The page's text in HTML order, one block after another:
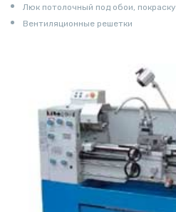
Люк потолочный под обои, покраску
Вентиляционные решетки